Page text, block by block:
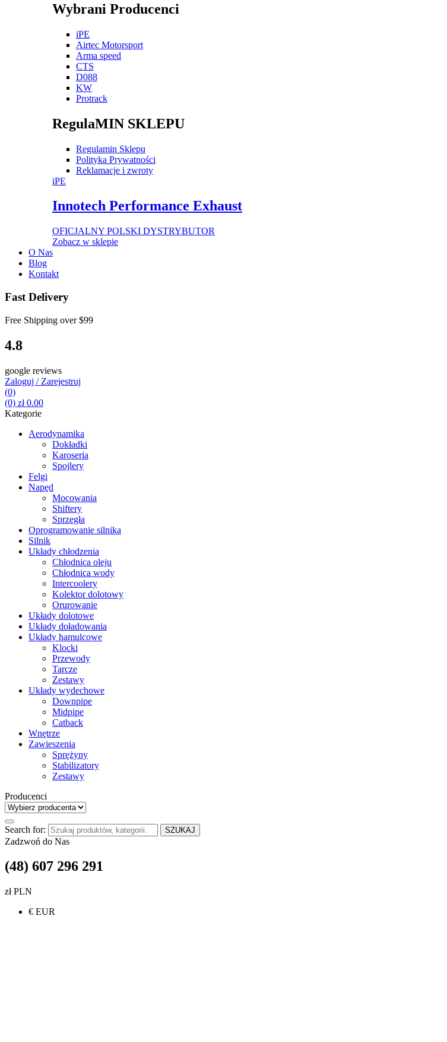
Wybrani Producenci
iPE
Airtec Motorsport
Arma speed
CTS
D088
KW
Protrack
RegulaMIN SKLEPU
Regulamin Sklepu
Polityka Prywatności
Reklamacje i zwroty
iPE
Innotech Performance Exhaust
OFICJALNY POLSKI DYSTRYBUTOR
Zobacz w sklepie
O Nas
Blog
Kontakt
Fast Delivery
Free Shipping over$99
4.8
google reviews
Zaloguj / Zarejestruj
(0)
(0) zł0.00
Kategorie
Aerodynamika
Dokładki
Karoseria
Spojlery
Felgi
Napęd
Mocowania
Shiftery
Sprzęgła
Oprogramowanie silnika
Silnik
Układy chłodzenia
Chłodnica oleju
Chłodnica wody
Intercoolery
Kolektor dolotowy
Orurowanie
Układy dolotowe
Układy doładowania
Układy hamulcowe
Klocki
Przewody
Tarcze
Zestawy
Układy wydechowe
Downpipe
Midpipe
Catback
Wnętrze
Zawieszenia
Sprężyny
Stabilizatory
Zestawy
Producenci
Search for: SZUKAJ
Zadzwoń do Nas
(48) 607 296 291
zł PLN
€ EUR